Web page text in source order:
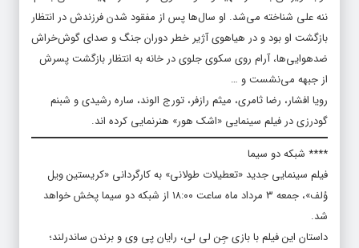
ننه علی شناخته می‌شد. او سال‌ها پس از مفقود شدن فرزندش در انتظار
بازگشت او بود و در هیاهوی آژیر خطر دوران جنگ و صدای گوش‌خراش
ضدهوایی‌ها، آرام روی سکوی جلوی در خانه به انتظار بازگشت پسرش
از جبهه می‌نشست و …
رویا افشار، رضا ثامری، میثم رازفر، تورج الوند، ساره رشیدی و شبنم
گودرزی در فیلم سینمایی «اشک هور» هنرنمایی کرده اند.
**** شبکه دو سیما
فیلم سینمایی جدید «تعطیلات طولانی» به کارگردانی «کریستین ویل
وُلف»، جمعه ۳ مرداد ماه ساعت ۱۸:۰۰ از شبکه دو سیما پخش خواهد
شد.
داستان این فیلم با بازی جِن لی لی، رایان پی وی و برندن ساندرلند؛